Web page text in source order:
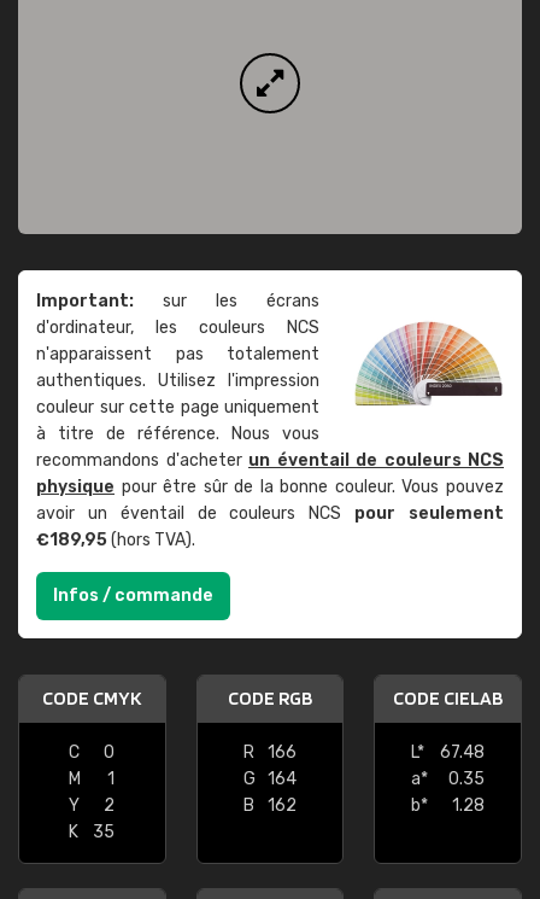
Important: sur les écrans
d'ordinateur, les couleurs NCS
n'apparaissent pas totalement
authentiques. Utilisez l'impression
couleur sur cette page uniquement
à titre de référence. Nous vous
recommandons d'acheter un éventail de couleurs NCS
physique pour être sûr de la bonne couleur. Vous pouvez
avoir un éventail de couleurs NCS pour seulement
€189,95(hors TVA).
Infos / commande
CODE CMYK
C
0
M
1
Y
2
K
35
CODE RGB
R
166
G
164
B
162
CODE CIELAB
L*
67.48
a*
0.35
b*
1.28